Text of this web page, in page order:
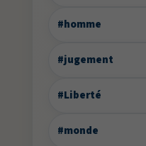
#homme
#jugement
#Liberté
#monde